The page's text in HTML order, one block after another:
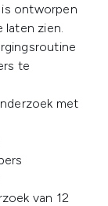
ontworpen
laten zien.
te
met
van 12